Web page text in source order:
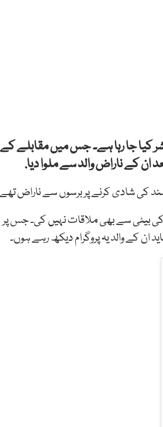
کے مقبول ترین گیم شو ’کون بنے گا کروڑ پتی‘ کا سیزن 13 نشر کیا جا رہا ہے۔ جس میں مقابلے کے
کی شادی کرنے پر برسوں سے ناراض
کی بیٹی سے بھی ملاقات نہیں کی۔ جس پر
ان کے والد یہ پروگرام دیکھ رہے ہوں۔